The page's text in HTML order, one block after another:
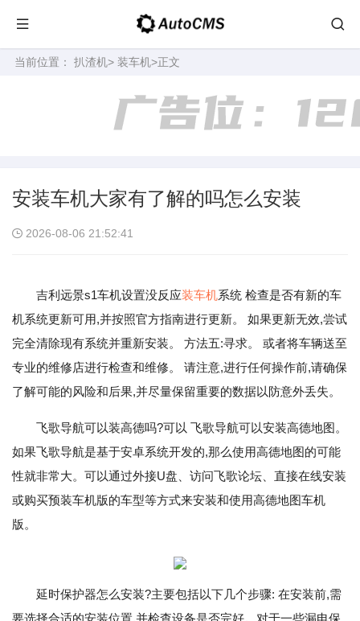
当前位置： 扒渣机> 装车机>正文
安装车机大家有了解的吗怎么安装
2026-08-06 21:52:41
吉利远景s1车机设置没反应装车机系统 检查是否有新的车
机系统更新可用,并按照官方指南进行更新。 如果更新无效,尝试
完全清除现有系统并重新安装。 方法五:寻求。 或者将车辆送至
专业的维修店进行检查和维修。 请注意,进行任何操作前,请确保
了解可能的风险和后果,并尽量保留重要的数据以防意外丢失。
飞歌导航可以装高德吗?可以 飞歌导航可以安装高德地图。
如果飞歌导航是基于安卓系统开发的,那么使用高德地图的可能
性就非常大。可以通过外接U盘、访问飞歌论坛、直接在线安装
或购买预装车机版的车型等方式来安装和使用高德地图车机
版。
延时保护器怎么安装?主要包括以下几个步骤: 在安装前,需
要选择合适的安装位置,并检查设备是否完好。对于一些漏电保